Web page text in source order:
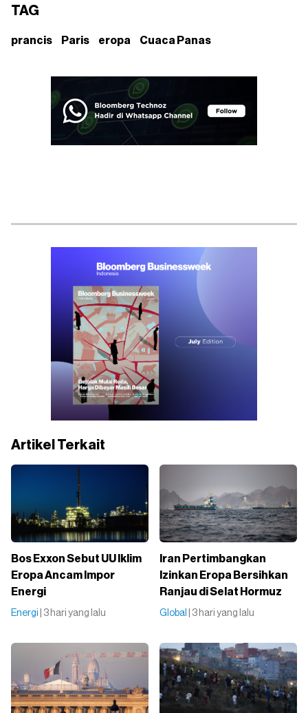
TAG
prancis Paris eropa Cuaca Panas
Artikel Terkait
Bos Exxon Sebut UU Iklim
Eropa Ancam Impor
Energi
Energi | 3 hari yang lalu
Iran Pertimbangkan
Izinkan Eropa Bersihkan
Ranjau di Selat Hormuz
Global | 3 hari yang lalu